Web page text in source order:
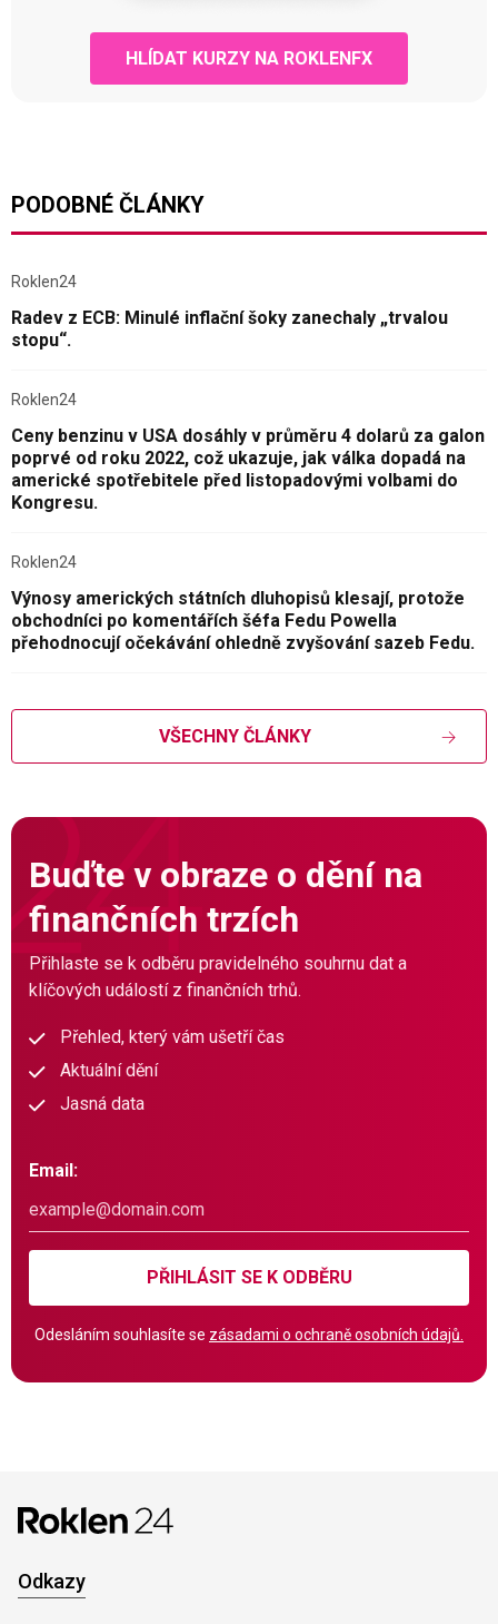
HLÍDAT KURZY NA ROKLENFX
PODOBNÉ ČLÁNKY
Roklen24
Radev z ECB: Minulé inflační šoky zanechaly „trvalou
stopu“.
Roklen24
Ceny benzinu v USA dosáhly v průměru 4 dolarů za galon
poprvé od roku 2022, což ukazuje, jak válka dopadá na
americké spotřebitele před listopadovými volbami do
Kongresu.
Roklen24
Výnosy amerických státních dluhopisů klesají, protože
obchodníci po komentářích šéfa Fedu Powella
přehodnocují očekávání ohledně zvyšování sazeb Fedu.
VŠECHNY ČLÁNKY
Buďte v obraze o dění na
finančních trzích
Přihlaste se k odběru pravidelného souhrnu dat a
klíčových událostí z finančních trhů.
Přehled, který vám ušetří čas
Aktuální dění
Jasná data
Email:
PŘIHLÁSIT SE K ODBĚRU
Odesláním souhlasíte se zásadami o ochraně osobních údajů.
Odkazy